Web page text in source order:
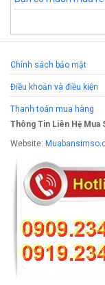
Chính sách bảo mật
Điều khoản và điều kiện
Thanh toán mua hàng
Thông Tin Liên Hệ Mua
Website: